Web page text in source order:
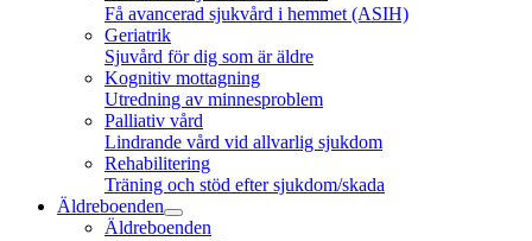
Få avancerad sjukvård i hemmet (ASIH)
Geriatrik
Sjuvård för dig som är äldre
Kognitiv mottagning
Utredning av minnesproblem
Palliativ vård
Lindrande vård vid allvarlig sjukdom
Rehabilitering
Träning och stöd efter sjukdom/skada
Äldreboenden
Äldreboenden